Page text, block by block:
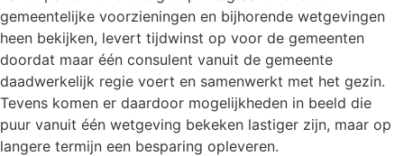
gemeentelijke voorzieningen en bijhorende wetgevingen
heen bekijken, levert tijdwinst op voor de gemeenten
doordat maar één consulent vanuit de gemeente
daadwerkelijk regie voert en samenwerkt met het gezin.
Tevens komen er daardoor mogelijkheden in beeld die
puur vanuit één wetgeving bekeken lastiger zijn, maar op
langere termijn een besparing opleveren.